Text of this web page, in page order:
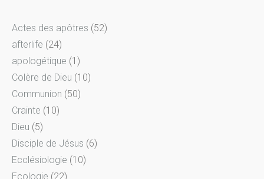
Actes des apôtres (52)
afterlife (24)
apologétique (1)
Colère de Dieu (10)
Communion (50)
Crainte (10)
Dieu (5)
Disciple de Jésus (6)
Ecclésiologie (10)
Ecologie (22)